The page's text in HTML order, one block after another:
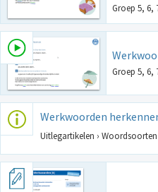
Groep 5, 6,
Groep 5, 6,
Werkwoorden
Uitlegartikelen ›